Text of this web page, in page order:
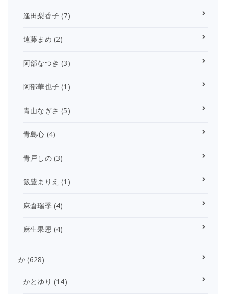
逢田梨香子 (7)
遠藤まめ (2)
阿部なつき (3)
阿部華也子 (1)
青山なぎさ (5)
青島心 (4)
青戸しの(3)
飯豊まりえ (1)
麻倉瑞季(4)
麻生果恩 (4)
か (628)
かとゆり (14)